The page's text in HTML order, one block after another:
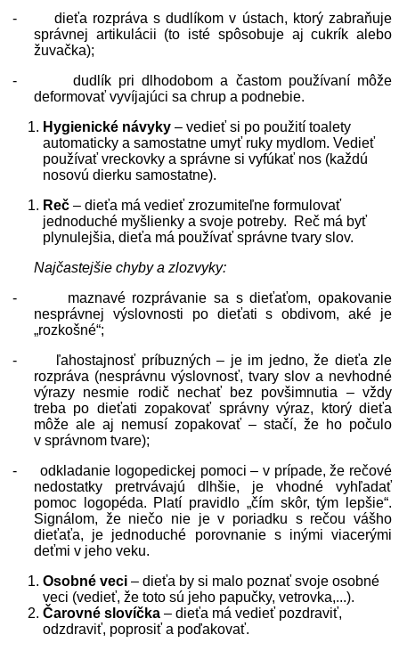
-
dieťa rozpráva s dudlíkom v ústach, ktorý zabraňuje
správnej artikulácii (to isté spôsobuje aj cukrík alebo
žuvačka);
-
dudlík pri dlhodobom a častom používaní môže
deformovať vyvíjajúci sa chrup a podnebie.
Hygienické návyky – vedieť si po použití toalety
automaticky a samostatne umyť ruky mydlom. Vedieť
používať vreckovky a správne si vyfúkať nos (každú
nosovú dierku samostatne).
Reč – dieťa má vedieť zrozumiteľne formulovať
jednoduché myšlienky a svoje potreby. Reč má byť
plynulejšia, dieťa má používať správne tvary slov.
Najčastejšie chyby a zlozvyky:
-
maznavé rozprávanie sa s dieťaťom, opakovanie
nesprávnej výslovnosti po dieťati s obdivom, aké je
„rozkošné“;
-
ľahostajnosť príbuzných – je im jedno, že dieťa zle
rozpráva (nesprávnu výslovnosť, tvary slov a nevhodné
výrazy nesmie rodič nechať bez povšimnutia – vždy
treba po dieťati zopakovať správny výraz, ktorý dieťa
môže ale aj nemusí zopakovať – stačí, že ho počulo
v správnom tvare);
-
odkladanie logopedickej pomoci – v prípade, že rečové
nedostatky pretrvávajú dlhšie, je vhodné vyhľadať
pomoc logopéda. Platí pravidlo „čím skôr, tým lepšie“.
Signálom, že niečo nie je v poriadku s rečou vášho
dieťaťa, je jednoduché porovnanie s inými viacerými
deťmi v jeho veku.
Osobné veci – dieťa by si malo poznať svoje osobné
veci (vedieť, že toto sú jeho papučky, vetrovka,...).
Čarovné slovíčka – dieťa má vedieť pozdraviť,
odzdraviť, poprosiť a poďakovať.